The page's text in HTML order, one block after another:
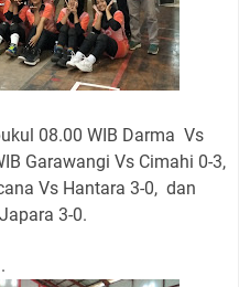
08.00 WIB Darma Vs
Garawangi Vs Cimahi 0-3,
Vs Hantara 3-0, dan
3-0.
.